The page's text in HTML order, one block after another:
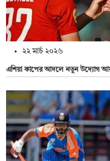
২২ মার্চ ২০২৬
এশিয়া কাপের আদলে নতুন উদ্যোগ